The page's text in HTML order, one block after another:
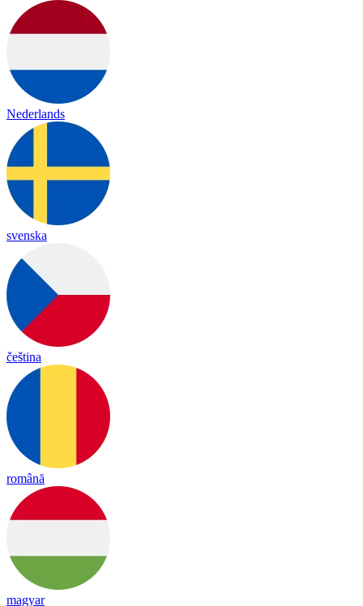
Nederlands
svenska
čeština
română
magyar